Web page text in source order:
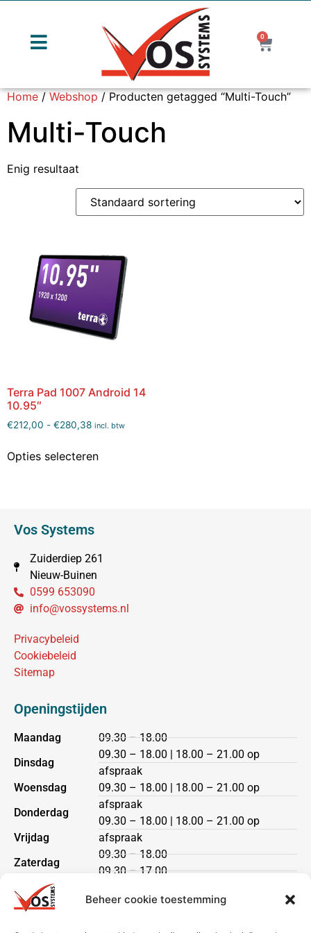
Beheer cookie toestemming
0
Home/Webshop/ Producten getagged “Multi-Touch”
Multi-Touch
Enig resultaat
Terra Pad 1007 Android 14
10.95″
€212,00 - €280,38 incl. btw
Opties selecteren
Vos Systems
Zuiderdiep 261
Nieuw-Buinen
0599 653090
info@vossystems.nl
Privacybeleid
Cookiebeleid
Sitemap
Openingstijden
Maandag
Dinsdag
Woensdag
Donderdag
Vrijdag
Zaterdag
Zondag
09.30 – 18.00
09.30 – 18.00 | 18.00 – 21.00 op
afspraak
09.30 – 18.00 | 18.00 – 21.00 op
afspraak
09.30 – 18.00 | 18.00 – 21.00 op
afspraak
09.30 – 18.00
09.30 – 17.00